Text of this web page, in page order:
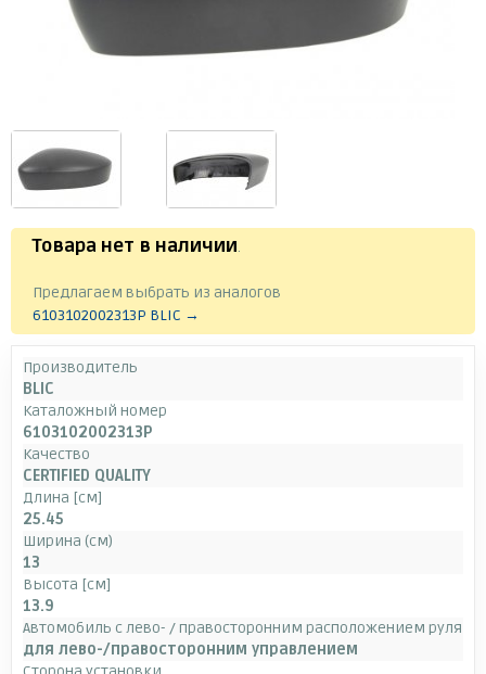
Товара нет в наличии.
Предлагаем выбрать из аналогов
6103102002313P BLIC →
Производитель
BLIC
Каталожный номер
6103102002313P
Качество
CERTIFIED QUALITY
Длина [см]
25.45
Ширина (см)
13
Высота [см]
13.9
Автомобиль с лево- / правосторонним расположением руля
для лево-/правосторонним управлением